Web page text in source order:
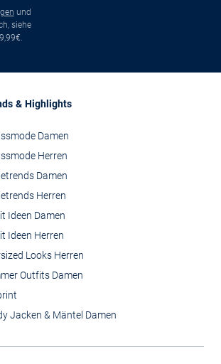
und
siehe
& Highlights
Damen
Herren
Damen
Herren
Ideen Damen
Ideen Herren
Looks Herren
Outfits Damen
Jacken & Mäntel Damen